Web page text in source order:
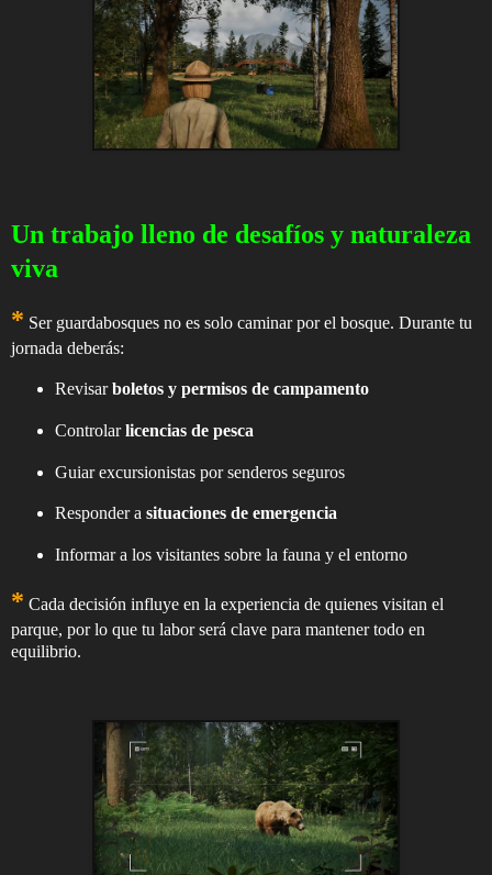
Un trabajo lleno de desafíos y naturaleza
viva
* Ser guardabosques no es solo caminar por el bosque. Durante tu
jornada deberás:
Revisarboletos y permisos de campamento
Controlarlicencias de pesca
Guiar excursionistas por senderos seguros
Responder a situaciones de emergencia
Informar a los visitantes sobre la fauna y el entorno
* Cada decisión influye en la experiencia de quienes visitan el
parque, por lo que tu labor será clave para mantener todo en
equilibrio.